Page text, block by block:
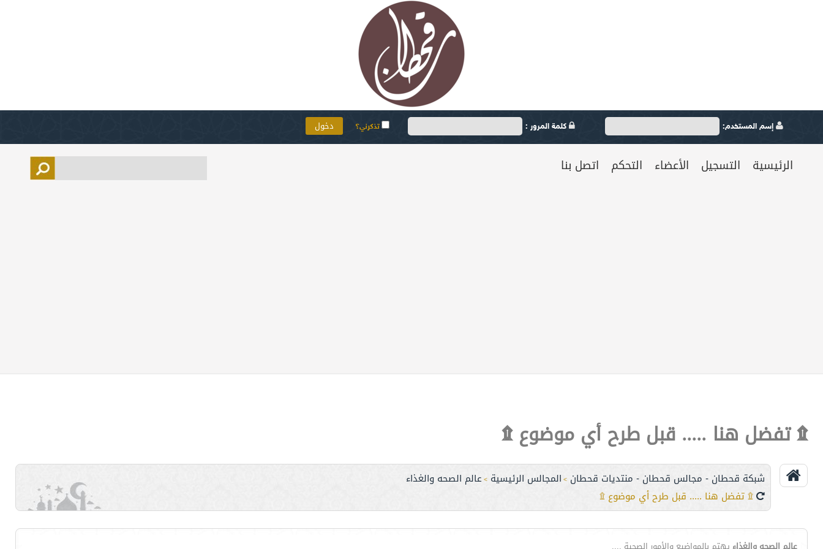
إسم المستخدم: كلمة المرور : تذكرني؟
الرئيسية التسجيل الأعضاء التحكم اتصل بنا
۩ تفضل هنا ..... قبل طرح أي موضوع ۩
شبكة قحطان - مجالس قحطان - منتديات قحطان > المجالس الرئيسية > عالم الصحه والغذاء
۩ تفضل هنا ..... قبل طرح أي موضوع ۩